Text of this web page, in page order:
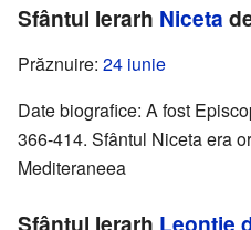
Sfântul Ierarh Niceta
Prăznuire: 24 iunie
Date biografice: A fost
366-414. Sfântul Niceta era
Mediteraneea
Sfântul Ierarh Leontie